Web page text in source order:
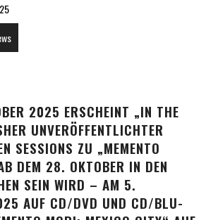
2025 ERSCHEINT „IN THE
UNVERÖFFENTLICHTER
SESSIONS ZU „MEMENTO
DEM 28. OKTOBER IN DEN
SEIN WIRD – AM 5.
AUF CD/DVD UND CD/BLU-